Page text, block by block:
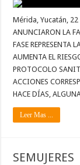
Mérida, Yucatán, 22
ANUNCIARON LA
FASE REPRESENTA
AUMENTA EL
PROTOCOLO
ACCIONES
HACE DÍAS,
Leer Mas ...
SEMUJERES